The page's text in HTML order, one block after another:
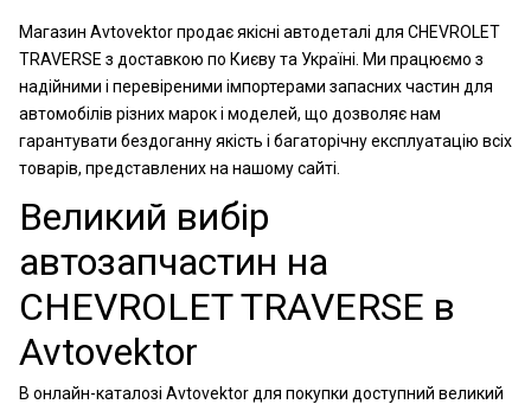
Магазин Avtovektor продає якісні автодеталі для CHEVROLET
TRAVERSE з доставкою по Києву та Україні. Ми працюємо з
надійними і перевіреними імпортерами запасних частин для
автомобілів різних марок і моделей, що дозволяє нам
гарантувати бездоганну якість і багаторічну експлуатацію всіх
товарів, представлених на нашому сайті.
Великий вибір
автозапчастин на
CHEVROLET TRAVERSE в
Avtovektor
В онлайн-каталозі Avtovektor для покупки доступний великий